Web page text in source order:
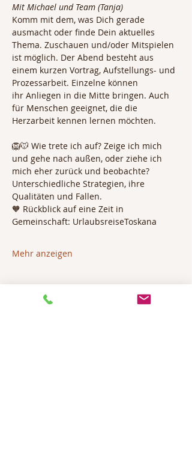
Mit Michael und Team (Tanja)
Komm mit dem, was Dich gerade
ausmacht oder finde Dein aktuelles
Thema. Zuschauen und/oder Mitspielen
ist möglich. Der Abend besteht aus
einem kurzen Vortrag, Aufstellungs- und
Prozessarbeit. Einzelne können
ihr Anliegen in die Mitte bringen. Auch
für Menschen geeignet, die die
Herzarbeit kennen lernen möchten.
🦁🐭 Wie trete ich auf? Zeige ich mich
und gehe nach außen, oder ziehe ich
mich eher zurück und beobachte?
Unterschiedliche Strategien, ihre
Qualitäten und Fallen.
🧡 Rückblick auf eine Zeit in
Gemeinschaft: UrlaubsreiseToskana
Mehr anzeigen